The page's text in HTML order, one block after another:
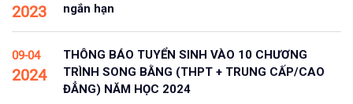
2023
ngắn hạn
09-04
2024
THÔNG BÁO TUYỂN SINH VÀO 10 CHƯƠNG
TRÌNH SONG BẰNG (THPT + TRUNG CẤP/CAO
ĐẲNG) NĂM HỌC 2024